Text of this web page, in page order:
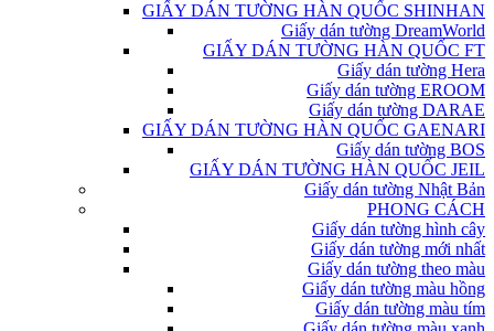
GIẤY DÁN TƯỜNG HÀN QUỐC SHINHAN
Giấy dán tường DreamWorld
GIẤY DÁN TƯỜNG HÀN QUỐC FT
Giấy dán tường Hera
Giấy dán tường EROOM
Giấy dán tường DARAE
GIẤY DÁN TƯỜNG HÀN QUỐC GAENARI
Giấy dán tường BOS
GIẤY DÁN TƯỜNG HÀN QUỐC JEIL
Giấy dán tường Nhật Bản
PHONG CÁCH
Giấy dán tường hình cây
Giấy dán tường mới nhất
Giấy dán tường theo màu
Giấy dán tường màu hồng
Giấy dán tường màu tím